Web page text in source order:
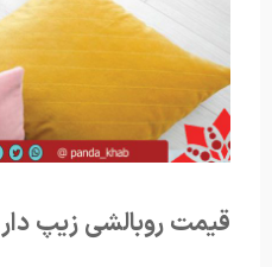
قیمت روبالشی زیپ دار